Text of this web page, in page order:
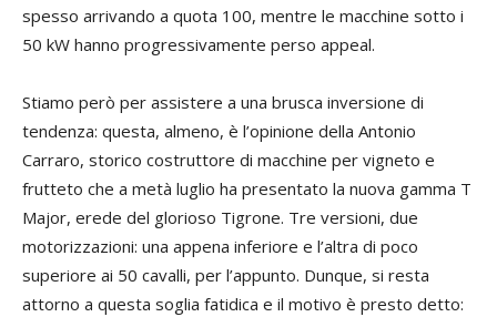
spesso arrivando a quota 100, mentre le macchine sotto i
50 kW hanno progressivamente perso appeal.
Stiamo però per assistere a una brusca inversione di
tendenza: questa, almeno, è l’opinione della Antonio
Carraro, storico costruttore di macchine per vigneto e
frutteto che a metà luglio ha presentato la nuova gamma T
Major, erede del glorioso Tigrone. Tre versioni, due
motorizzazioni: una appena inferiore e l’altra di poco
superiore ai 50 cavalli, per l’appunto. Dunque, si resta
attorno a questa soglia fatidica e il motivo è presto detto: